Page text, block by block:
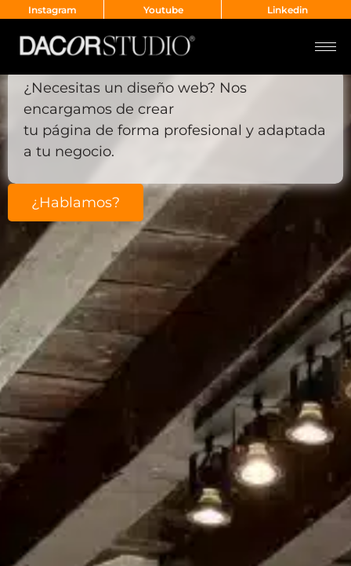
Instagram Youtube Linkedin
Diseño Web
¿Necesitas un diseño web? Nos
encargamos de crear
tu página de forma profesional y adaptada
a tu negocio.
¿Hablamos?